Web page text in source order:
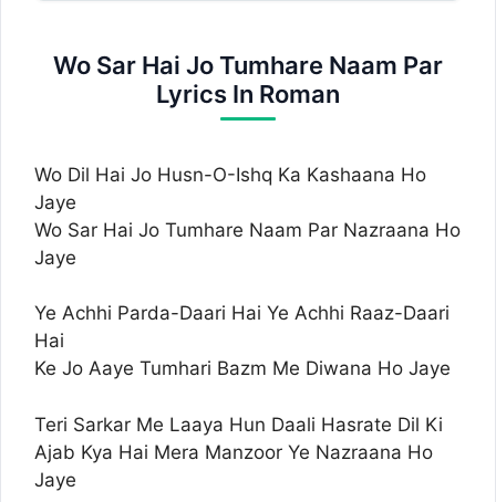
Wo Sar Hai Jo Tumhare Naam Par
Lyrics In Roman
Wo Dil Hai Jo Husn-O-Ishq Ka Kashaana Ho
Jaye
Wo Sar Hai Jo Tumhare Naam Par Nazraana Ho
Jaye
Ye Achhi Parda-Daari Hai Ye Achhi Raaz-Daari
Hai
Ke Jo Aaye Tumhari Bazm Me Diwana Ho Jaye
Teri Sarkar Me Laaya Hun Daali Hasrate Dil Ki
Ajab Kya Hai Mera Manzoor Ye Nazraana Ho
Jaye